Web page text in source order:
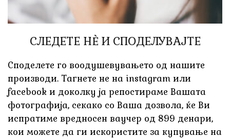
СЛЕДЕТЕ НÈ И СПОДЕЛУВАЈТЕ
Споделете го воодушевувањето од нашите
производи. Тагнете не на instagram или
facebook и доколку ја репостираме Вашата
фотографија, секако со Ваша дозвола, ќе Ви
испратиме вредносен ваучер од 899 денари,
кои можете да ги искористите за купување на